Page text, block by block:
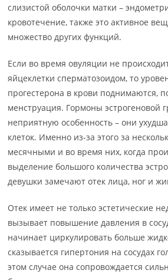
слизистой оболочки матки –
кровотечение, также это активное
множество других функций.
Если во время овуляции не
яйцеклетки сперматозоидом, то
прогестерона в крови поднимаются,
менструация. Гормоны эстрогеновой
неприятную особенность – они
клеток. Именно из-за этого за
месячными и во время них, когда
выделение большого количества
девушки замечают отек лица, ног и
Отек имеет не только эстетические
вызывает повышение давления в
начинает циркулировать больше
сказывается гипертония на сосудах
этом случае она сопровождается